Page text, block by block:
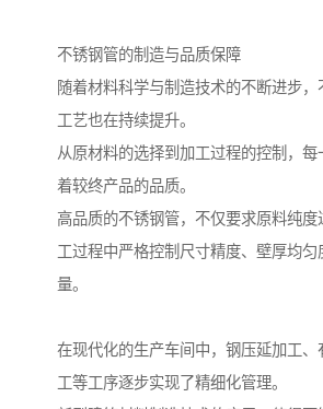
不锈钢管的制造与品质保障
随着材料科学与制造技术的不断进步
工艺也在持续提升。
从原材料的选择到加工过程的控制，每
着较终产品的品质。
高品质的不锈钢管，不仅要求原料纯度
工过程中严格控制尺寸精度、壁厚均匀
量。
在现代化的生产车间中，钢压延加工、
工等工序逐步实现了精细化管理。